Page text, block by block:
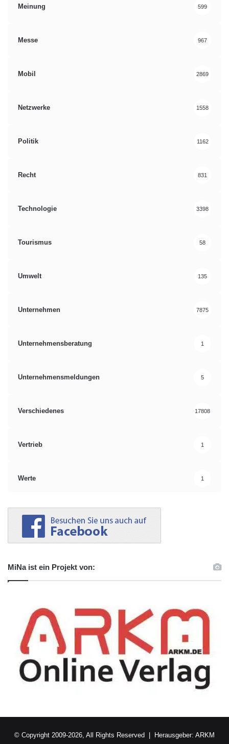
Meinung 599
Messe 967
Mobil 2869
Netzwerke 1558
Politik 1162
Recht 831
Technologie 3398
Tourismus 58
Umwelt 135
Unternehmen 7875
Unternehmensberatung 1
Unternehmensmeldungen 5
Verschiedenes 17808
Vertrieb 1
Werte 1
MiNa ist ein Projekt von:
© Copyright 2009-2026, All Rights Reserved | Herausgeber: ARKM